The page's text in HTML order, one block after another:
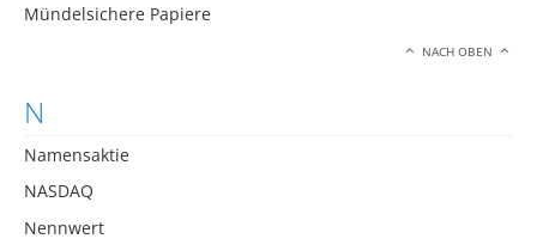
Mündelsichere Papiere
NACH OBEN
N
Namensaktie
NASDAQ
Nennwert